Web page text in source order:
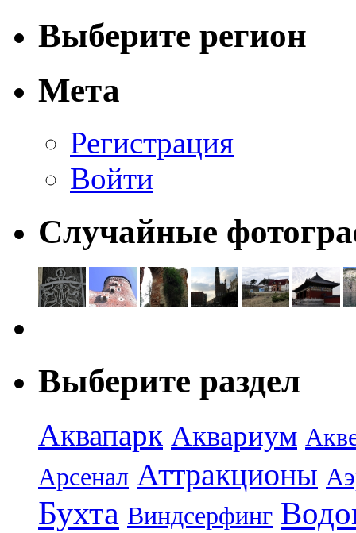
Выберите регион
Мета
Регистрация
Войти
Случайные
Выберите раздел
Аквапарк Аквариум
Арсенал Аттракционы
Бухта Виндсерфинг